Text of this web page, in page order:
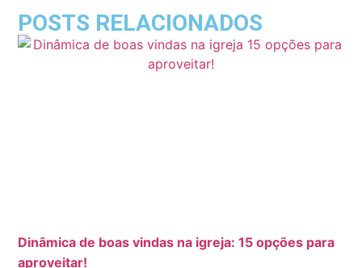
POSTS RELACIONADOS
Dinâmica de boas vindas na igreja: 15 opções para
aproveitar!